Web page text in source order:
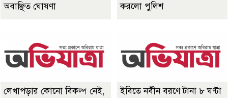
অবাঞ্ছিত ঘোষণা
করলো পুলিশ
লেখাপড়ার কোনো বিকল্প নেই,
ইবিতে নবীন বরণে টানা ৮ ঘণ্টা